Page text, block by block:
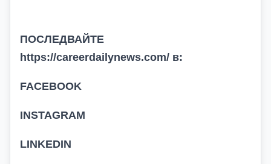
ПОСЛЕДВАЙТЕ
https://careerdailynews.com/ в:
FACEBOOK
INSTAGRAM
LINKEDIN